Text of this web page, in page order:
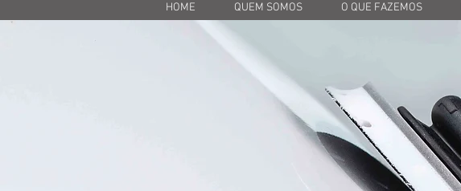
HOME QUEM SOMOS O QUE FAZEMOS